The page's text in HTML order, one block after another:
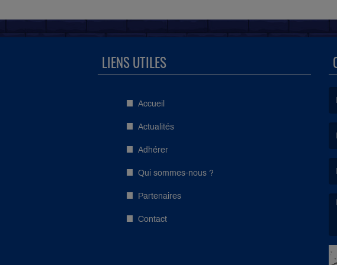
LIENS UTILES
Accueil
Actualités
Adhérer
Qui sommes-nous ?
Partenaires
Contact